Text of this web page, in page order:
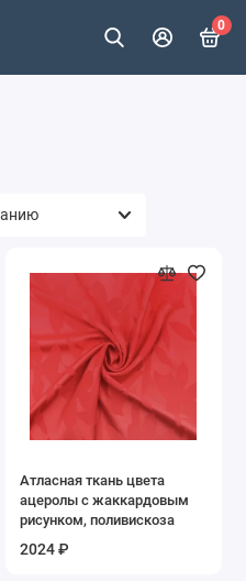
0
Атласная ткань цвета
ацеролы с жаккардовым
рисунком, поливискоза
2024 ₽